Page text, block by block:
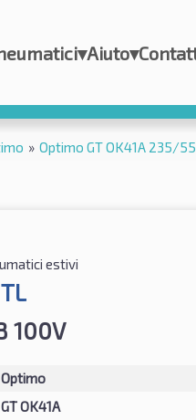
▾Aiuto▾
» Optimo GT OK41A 235/
estivi
100V
Optimo
GT OK41A